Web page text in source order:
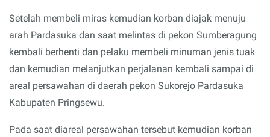
Setelah membeli miras kemudian korban diajak menuju
arah Pardasuka dan saat melintas di pekon Sumberagung
kembali berhenti dan pelaku membeli minuman jenis tuak
dan kemudian melanjutkan perjalanan kembali sampai di
areal persawahan di daerah pekon Sukorejo Pardasuka
Kabupaten Pringsewu.
Pada saat diareal persawahan tersebut kemudian korban